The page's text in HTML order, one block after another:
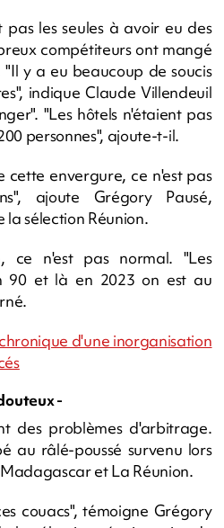
pas les seules à avoir eu des
compétiteurs ont mangé
y a eu beaucoup de soucis
indique Claude Villendeuil
"Les hôtels n'étaient pas
personnes", ajoute-t-il.
cette envergure, ce n'est pas
ajoute Grégory Pausé,
sélection Réunion.
ce n'est pas normal. "Les
90 et là en 2023 on est au
d'une inorganisation
-
des problèmes d'arbitrage.
au râlé-poussé survenu lors
et La Réunion.
couacs", témoigne Grégory